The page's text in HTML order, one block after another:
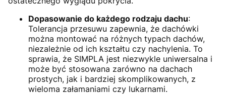
Dopasowanie do każdego rodzaju dachu:
Tolerancja przesuwu zapewnia, że dachówki
można montować na różnych typach dachów,
niezależnie od ich kształtu czy nachylenia. To
sprawia, że SIMPLA jest niezwykle uniwersalna i
może być stosowana zarówno na dachach
prostych, jak i bardziej skomplikowanych, z
wieloma załamaniami czy lukarnami.